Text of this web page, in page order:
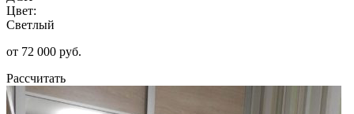
Цвет:
Светлый
от 72 000 руб.
Рассчитать